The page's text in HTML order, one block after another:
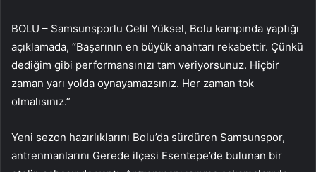
BOLU – Samsunsporlu Celil Yüksel, Bolu kampında yaptığı
açıklamada, “Başarının en büyük anahtarı rekabettir. Çünkü
dediğim gibi performansınızı tam veriyorsunuz. Hiçbir
zaman yarı yolda oynayamazsınız. Her zaman tok
olmalısınız.”
Yeni sezon hazırlıklarını Bolu’da sürdüren Samsunspor,
antrenmanlarını Gerede ilçesi Esentepe’de bulunan bir